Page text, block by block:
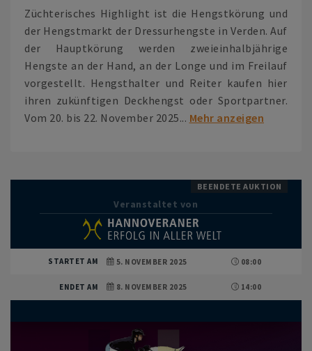
Züchterisches Highlight ist die Hengstkörung und
der Hengstmarkt der Dressurhengste in Verden. Auf
der Hauptkörung werden zweieinhalbjährige
Hengste an der Hand, an der Longe und im Freilauf
vorgestellt. Hengsthalter und Reiter kaufen hier
ihren zukünftigen Deckhengst oder Sportpartner.
Vom 20. bis 22. November 2025... Mehr anzeigen
BEENDETE AUKTION
Veranstaltet von
STARTET AM 5. NOVEMBER 2025 08:00
ENDET AM 8. NOVEMBER 2025 14:00